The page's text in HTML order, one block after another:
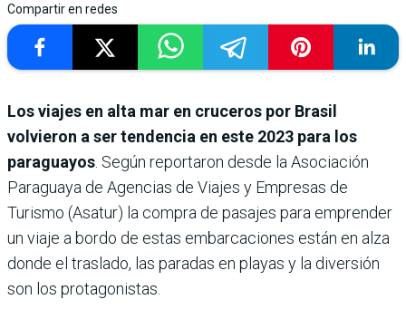
Compartir en redes
Los viajes en alta mar en cruceros por Brasil
volvieron a ser tendencia en este 2023 para los
paraguayos . Según reportaron desde la Asociación
Paraguaya de Agencias de Viajes y Empresas de
Turismo (Asatur) la compra de pasajes para emprender
un viaje a bordo de estas embarcaciones están en alza
donde el traslado, las paradas en playas y la diversión
son los protagonistas.